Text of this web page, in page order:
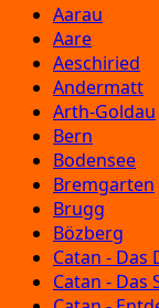
Aarau
Aare
Aeschiried
Andermatt
Arth-Goldau
Bern
Bodensee
Bremgarten
Brugg
Bözberg
Catan - Das
Catan - Das